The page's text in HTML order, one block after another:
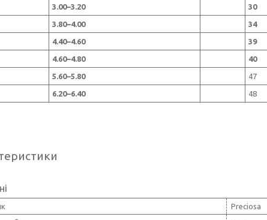
3.00–3.20 30
3.80–4.00 34
4.40–4.60 39
4.60–4.80 40
5.60–5.80 47
6.20–6.40 48
Preciosa